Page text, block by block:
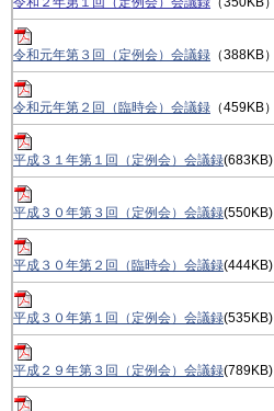
令和元年第３回（定例会）会議録 （388KB）
令和元年第２回（臨時会）会議録 （459KB）
平成３１年第１回（定例会）会議録(683KB)
平成３０年第３回（定例会）会議録(550KB)
平成３０年第２回（臨時会）会議録(444KB)
平成３０年第１回（定例会）会議録(535KB)
平成２９年第３回（定例会）会議録(789KB)